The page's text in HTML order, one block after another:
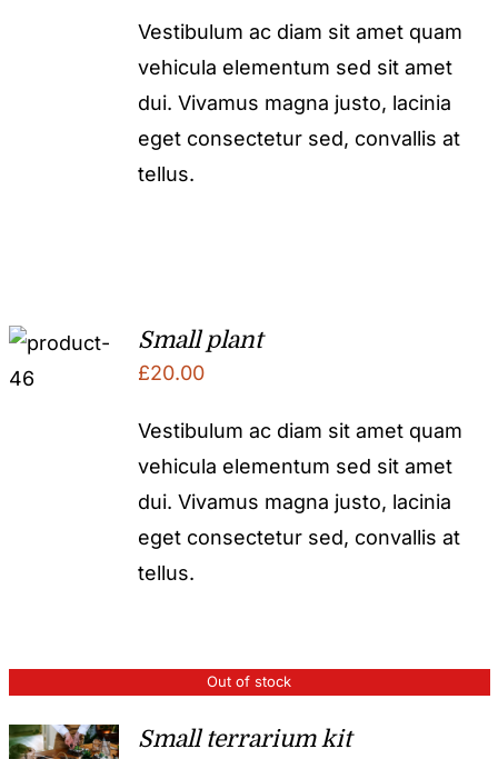
was:
£50.00.
is:
£25.00.
Vestibulum ac diam sit amet quam
vehicula elementum sed sit amet
dui. Vivamus magna justo, lacinia
eget consectetur sed, convallis at
tellus.
Small plant
£20.00
Vestibulum ac diam sit amet quam
vehicula elementum sed sit amet
dui. Vivamus magna justo, lacinia
eget consectetur sed, convallis at
tellus.
Out of stock
Small terrarium kit